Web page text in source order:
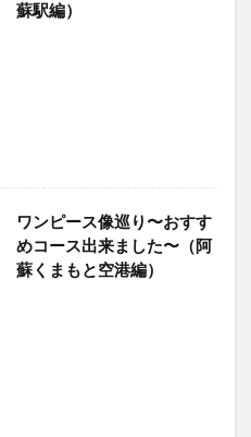
蘇駅編）
ワンピース像巡り〜おすす
めコース出来ました〜（阿
蘇くまもと空港編）